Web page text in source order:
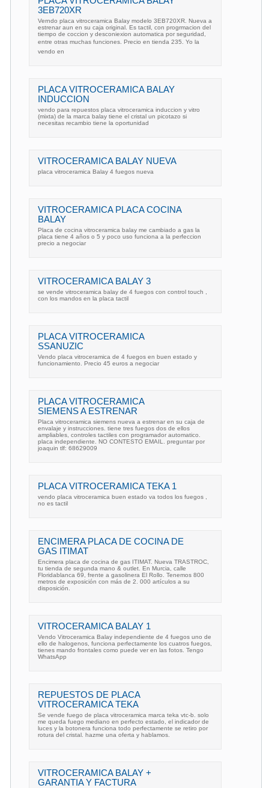
3EB720XR
Verndo placa vitroceramica Balay modelo 3EB720XR. Nueva a
estrenar aun en su caja original. Es tactil, con progrmacion del
tiempo de coccion y desconiexion automatica por seguridad,
entre otras muchas funciones. Precio en tienda 235. Yo la
vendo en
PLACA VITROCERAMICA BALAY
INDUCCION
vendo para repuestos placa vitroceramica induccion y vitro
(mixta) de la marca balay tiene el cristal un picotazo si
necesitas recambio tiene la oportunidad
VITROCERAMICA BALAY NUEVA
placa vitroceramica Balay 4 fuegos nueva
VITROCERAMICA PLACA COCINA
BALAY
Placa de cocina vitroceramica balay me cambiado a gas la
placa tiene 4 años o 5 y poco uso funciona a la perfeccion
precio a negociar
VITROCERAMICA BALAY 3
se vende vitroceramica balay de 4 fuegos con control touch ,
con los mandos en la placa tactil
PLACA VITROCERAMICA
SSANUZIC
Vendo placa vitroceramica de 4 fuegos en buen estado y
funcionamiento. Precio 45 euros a negociar
PLACA VITROCERAMICA
SIEMENS A ESTRENAR
Placa vitroceramica siemens nueva a estrenar en su caja de
envalaje y instrucciones. tiene tres fuegos dos de ellos
ampliables, controles tactiles con programador automatico.
placa independiente. NO CONTESTO EMAIL. preguntar por
joaquin tlf: 68629009
PLACA VITROCERAMICA TEKA 1
vendo placa vitroceramica buen estado va todos los fuegos ,
no es tactil
ENCIMERA PLACA DE COCINA DE
GAS ITIMAT
Encimera placa de cocina de gas ITIMAT. Nueva TRASTROC,
tu tienda de segunda mano & outlet. En Murcia, calle
Floridablanca 69, frente a gasolinera El Rollo. Tenemos 800
metros de exposición con más de 2. 000 artículos a su
disposición.
VITROCERAMICA BALAY 1
Vendo Vitroceramica Balay independiente de 4 fuegos uno de
ello de halogenos, funciona perfectamente los cuatros fuegos,
tienes mando frontales como puede ver en las fotos. Tengo
WhatsApp
REPUESTOS DE PLACA
VITROCERAMICA TEKA
Se vende fuego de placa vitroceramica marca teka vtc-b. solo
me queda fuego mediano en perfecto estado, el indicador de
luces y la botonera funciona todo perfectamente se retiro por
rotura del cristal. hazme una oferta y hablamos.
VITROCERAMICA BALAY +
GARANTIA Y FACTURA